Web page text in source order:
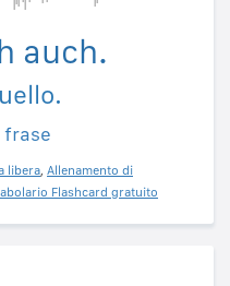
auch.
frase
libera, Allenamento di
Flashcard gratuito